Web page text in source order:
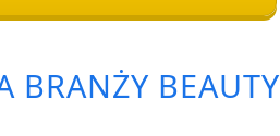
BRANŻY BEAUTY